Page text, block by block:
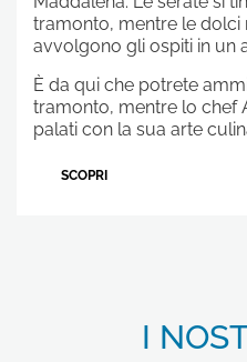
tramonto, mentre le dolci
avvolgono gli ospiti in un
È da qui che potrete
tramonto, mentre lo chef
palati con la sua arte
SCOPRI
I